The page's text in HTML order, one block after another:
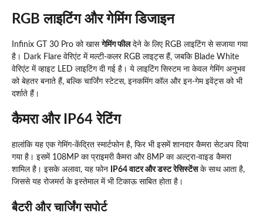
RGB लाइटिंग और गेमिंग डिजाइन
Infinix GT 30 Pro को खासगेमिंग फीलदेने के लिए RGB लाइटिंग से सजाया गया
है। Dark Flare वेरिएंट में मल्टी-कलर RGB लाइट्स हैं, जबकि Blade White
वेरिएंट में व्हाइट LED लाइटिंग दी गई है। ये लाइटिंग सिस्टम ना केवल गेमिंग अनुभव
को बेहतर बनाते हैं, बल्कि चार्जिंग स्टेटस, इनकमिंग कॉल और इन-गेम इवेंट्स को भी
दर्शाते हैं।
कैमरा और IP64 रेटिंग
हालांकि यह एक गेमिंग-केंद्रित स्मार्टफोन है, फिर भी इसमें शानदार कैमरा सेटअप दिया
गया है। इसमें 108MP का प्राइमरी कैमरा और 8MP का अल्ट्रा-वाइड कैमरा
शामिल है। इसके अलावा, यह फोन
IP64 वाटर और डस्ट रेसिस्टेंसके साथ आता है,
जिससे यह रोजमर्रा के इस्तेमाल में भी टिकाऊ साबित होता है।
बैटरी और चार्जिंग सपोर्ट